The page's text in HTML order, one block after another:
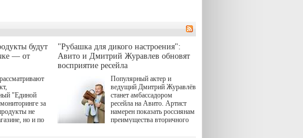
романа
Главные
исполнили
Полина
Савостюк,
Кузьма
Елисей
Жукова, а
target="_blank">"Холод"
</a> (18+) останется только
на экране — весь август по
четвергам продолжат
выходить новые эпизоды
сериала, в котором
беспощадным возмездием в
духе графа Монте-Кристо
занимается наша
современница.
будут
— от
"Единой
за
не
но и по
"Рубашка для дикого настроения":
Авито и Дмитрий Журавлев обновят
восприятие ресейла
Популярный актер и
ведущий Дмитрий Журавлёв
станет амбассадором
ресейла на Авито. Артист
намерен показать россиянам
преимущества вторичного